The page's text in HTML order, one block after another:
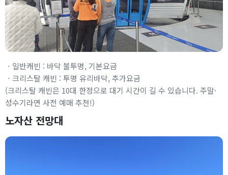
ㆍ일반캐빈 : 바닥 불투명, 기본요금
ㆍ크리스탈 캐빈 : 투명 유리바닥, 추가요금
(크리스탈 캐빈은 10대 한정으로 대기 시간이 길 수 있습니다. 주말·
성수기라면 사전 예매 추천!)
노자산 전망대